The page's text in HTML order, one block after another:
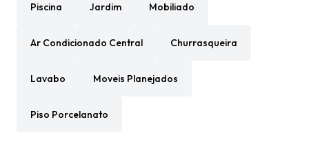
Piscina Jardim Mobiliado
Ar Condicionado Central Churrasqueira
Lavabo Moveis Planejados
Piso Porcelanato